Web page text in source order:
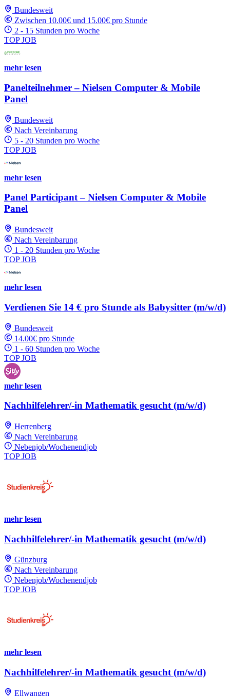
Bundesweit
Zwischen 10.00€ und 15.00€ pro Stunde
2 - 15 Stunden pro Woche
TOP JOB
mehr lesen
Panelteilnehmer – Nielsen Computer & Mobile
Panel
Bundesweit
Nach Vereinbarung
5 - 20 Stunden pro Woche
TOP JOB
mehr lesen
Panel Participant – Nielsen Computer & Mobile
Panel
Bundesweit
Nach Vereinbarung
1 - 20 Stunden pro Woche
TOP JOB
mehr lesen
Verdienen Sie 14 € pro Stunde als Babysitter (m/w/d)
Bundesweit
14.00€ pro Stunde
1 - 60 Stunden pro Woche
TOP JOB
mehr lesen
Nachhilfelehrer/-in Mathematik gesucht (m/w/d)
Herrenberg
Nach Vereinbarung
Nebenjob/Wochenendjob
TOP JOB
mehr lesen
Nachhilfelehrer/-in Mathematik gesucht (m/w/d)
Günzburg
Nach Vereinbarung
Nebenjob/Wochenendjob
TOP JOB
mehr lesen
Nachhilfelehrer/-in Mathematik gesucht (m/w/d)
Ellwangen